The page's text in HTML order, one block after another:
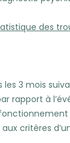
des
3 mois
rapport à
critères